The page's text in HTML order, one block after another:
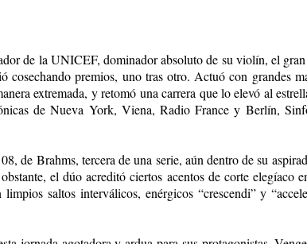
de la UNICEF, dominador absoluto de su violín, el
cosechando premios, uno tras otro. Actuó con grandes
extremada, y retomó una carrera que lo elevó al
de Nueva York, Viena, Radio France y Berlín,
de Brahms, tercera de una serie, aún dentro de su
el dúo acreditó ciertos acentos de corte
saltos interválicos, enérgicos “crescendi” y